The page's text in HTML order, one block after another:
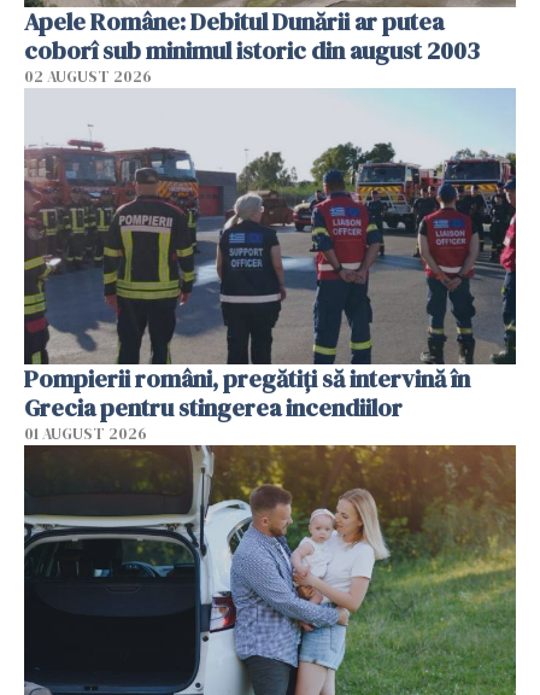
Apele Române: Debitul Dunării ar putea
coborî sub minimul istoric din august 2003
02 AUGUST 2026
Pompierii români, pregătiţi să intervină în
Grecia pentru stingerea incendiilor
01 AUGUST 2026